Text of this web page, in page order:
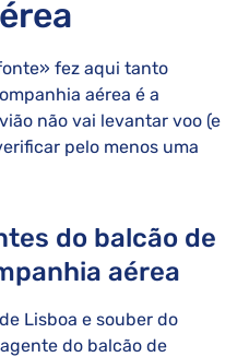
fez aqui tanto
aérea é a
não vai levantar voo (e
pelo menos uma
do balcão de
aérea
Lisboa e souber do
do balcão de